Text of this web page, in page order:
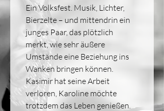
Ein Volksfest. Musik, Lichter,
Bierzelte – und mittendrin ein
junges Paar, das plötzlich
merkt, wie sehr äußere
Umstände eine Beziehung ins
Wanken bringen können.
Kasimir hat seine Arbeit
verloren, Karoline möchte
trotzdem das Leben genießen.